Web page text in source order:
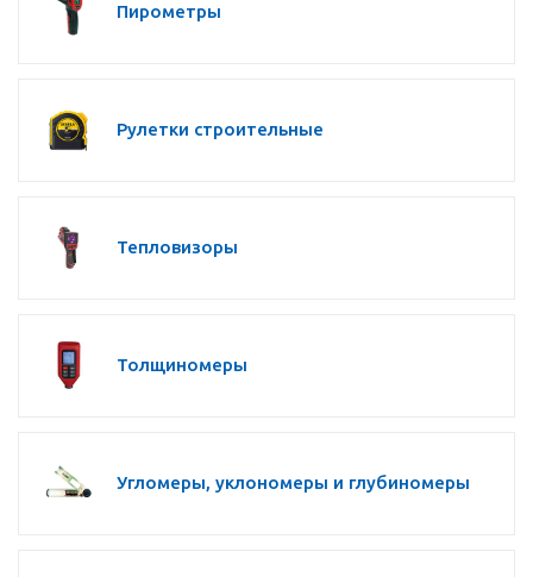
Пирометры
Рулетки строительные
Тепловизоры
Толщиномеры
Угломеры, уклономеры и глубиномеры